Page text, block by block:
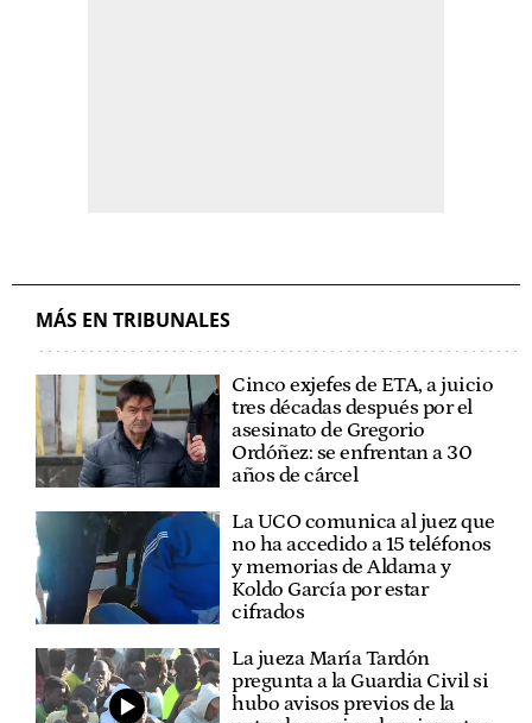
MÁS EN TRIBUNALES
Cinco exjefes de ETA, a juicio
tres décadas después por el
asesinato de Gregorio
Ordóñez: se enfrentan a 30
años de cárcel
La UCO comunica al juez que
no ha accedido a 15 teléfonos
y memorias de Aldama y
Koldo García por estar
cifrados
La jueza María Tardón
pregunta a la Guardia Civil si
hubo avisos previos de la